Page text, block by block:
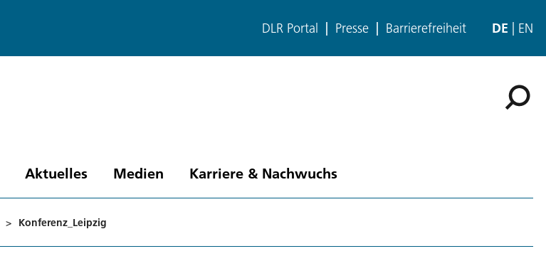
DLR Portal Presse Barrierefreiheit DE EN
Aktuelles Medien Karriere & Nachwuchs
> Konferenz_Leipzig